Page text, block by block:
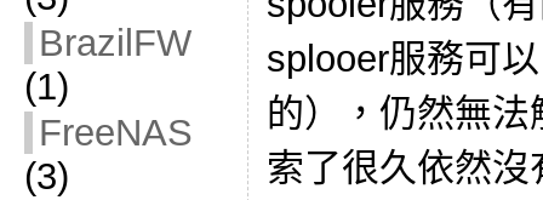
BrazilFW
(1)
FreeNAS
(3)
splooer服務可
的），仍然無
索了很久依然